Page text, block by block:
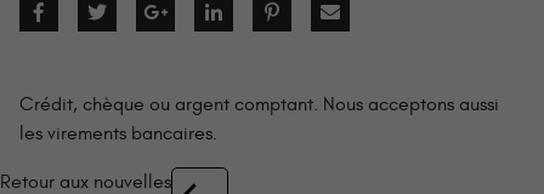
Crédit, chèque ou argent comptant. Nous acceptons aussi
les virements bancaires.
Retour aux nouvelles